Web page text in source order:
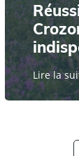
Lire la